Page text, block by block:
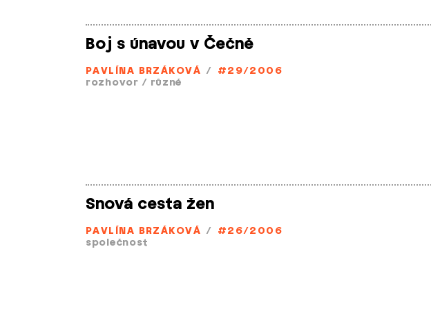
Boj s únavou v Čečně
PAVLÍNA BRZÁKOVÁ /
#29/2006
rozhovor / různé
Snová cesta žen
PAVLÍNA BRZÁKOVÁ /
#26/2006
společnost